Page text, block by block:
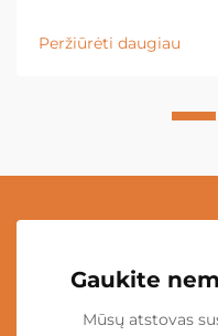
Peržiūrėti daugiau
Gaukite
Mūsų atstovas